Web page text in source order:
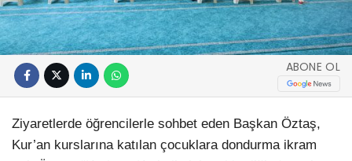
ABONE OL
Ziyaretlerde öğrencilerle sohbet eden Başkan Öztaş,
Kur’an kurslarına katılan çocuklara dondurma ikram